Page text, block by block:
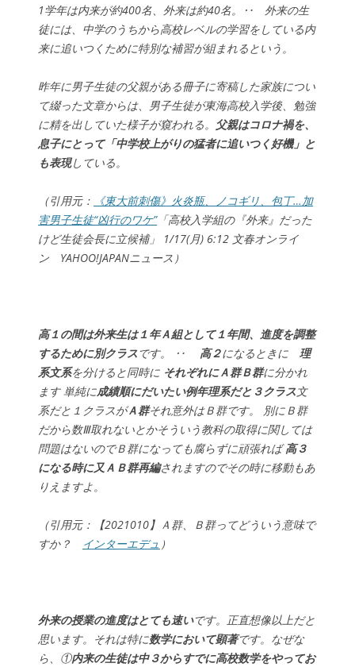
1学年は内来が約400名、外来は約40名。‥ 外来の生
徒には、中学のうちから高校レベルの学習をしている内
来に追いつくために特別な補習が組まれるという。
昨年に男子生徒の父親がある冊子に寄稿した家族につい
て綴った文章からは、男子生徒が東海高校入学後、勉強
に精を出していた様子が窺われる。 父親はコロナ禍を、
息子にとって「中学校上がりの猛者に追いつく好機」と
も表現している。
（引用元：
《東大前刺傷》火炎瓶、ノコギリ、包丁…加
害男子生徒“凶行のワケ”「高校入学組の『外来』だった
けど生徒会長に立候補」 1/17(月) 6:12 文春オンライ
ン YAHOO!JAPANニュース）
高１の間は外来生は１年Ａ組として１年間、進度を調整
するために別クラスです。 ‥ 高２になるときに 理
系文系を分けると同時に それぞれにＡ群Ｂ群に分かれ
ます 単純に成績順にだいたい例年理系だと３クラス文
系だと１クラスがＡ群それ意外はＢ群です。 別にＢ群
だから数Ⅲ取れないとかそういう教科の取得に関しては
問題はないのでＢ群になっても腐らずに頑張れば高３
になる時に又ＡＢ群再編されますのでその時に移動もあ
りえますよ。
（引用元：【2021010】Ａ群、Ｂ群ってどういう意味で
すか？
インターエデュ ）
外来の授業の進度はとても速いです。正直想像以上だと
思います。それは特に数学において顕著です。なぜな
ら、①内来の生徒は中３からすでに高校数学をやってお